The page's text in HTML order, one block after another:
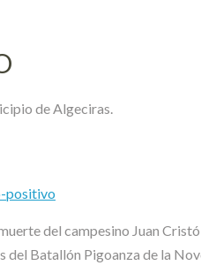
de Algeciras.
positivo
del campesino Juan
del Batallón Pigoanza de la